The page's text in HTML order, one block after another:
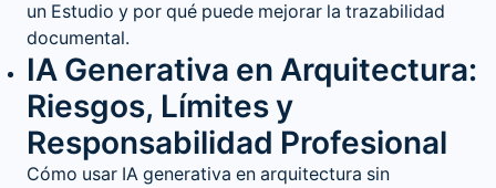
un Estudio y por qué puede mejorar la trazabilidad
documental.
IA Generativa en Arquitectura:
Riesgos, Límites y
Responsabilidad Profesional
Cómo usar IA generativa en arquitectura sin